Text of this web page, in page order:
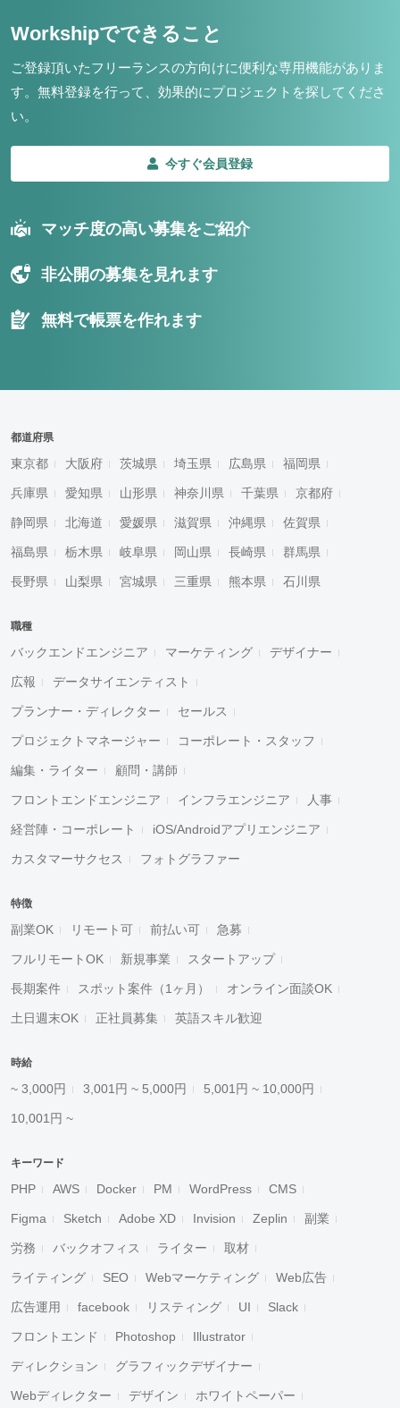
Workshipでできること
ご登録頂いたフリーランスの方向けに便利な専用機能がありま
す。 無料登録を行って、効果的にプロジェクトを探してくださ
い。
今すぐ会員登録
マッチ度の高い募集をご紹介
非公開の募集を見れます
無料で帳票を作れます
都道府県
東京都 大阪府 茨城県 埼玉県 広島県 福岡県
兵庫県 愛知県 山形県 神奈川県 千葉県 京都府
静岡県 北海道 愛媛県 滋賀県 沖縄県 佐賀県
福島県 栃木県 岐阜県 岡山県 長崎県 群馬県
長野県 山梨県 宮城県 三重県 熊本県 石川県
職種
バックエンドエンジニア マーケティング デザイナー
広報 データサイエンティスト
プランナー・ディレクター セールス
プロジェクトマネージャー コーポレート・スタッフ
編集・ライター 顧問・講師
フロントエンドエンジニア インフラエンジニア 人事
経営陣・コーポレート iOS/Androidアプリエンジニア
カスタマーサクセス フォトグラファー
特徴
副業OK リモート可 前払い可 急募
フルリモートOK 新規事業 スタートアップ
長期案件 スポット案件（1ヶ月） オンライン面談OK
土日週末OK 正社員募集 英語スキル歓迎
時給
~ 3,000円 3,001円 ~ 5,000円 5,001円 ~ 10,000円
10,001円 ~
キーワード
PHP AWS Docker PM WordPress CMS
Figma Sketch Adobe XD Invision Zeplin 副業
労務 バックオフィス ライター 取材
ライティング SEO Webマーケティング Web広告
広告運用 facebook リスティング UI Slack
フロントエンド Photoshop Illustrator
ディレクション グラフィックデザイナー
Webディレクター デザイン ホワイトペーパー